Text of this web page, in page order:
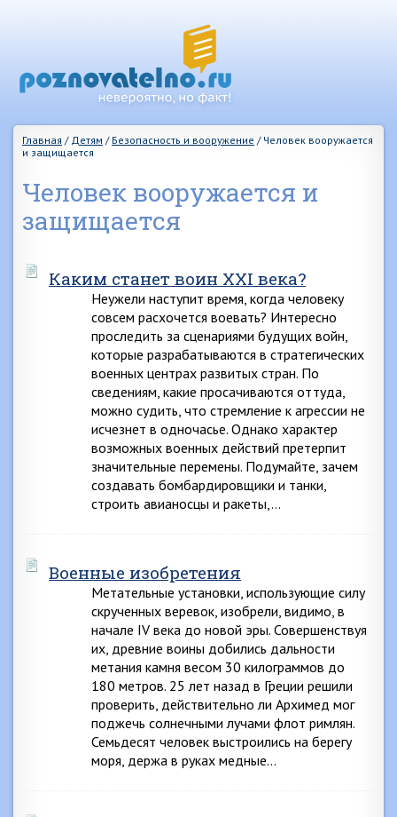
Главная / Детям / Безопасность и вооружение / Человек вооружается
и защищается
Человек вооружается и
защищается
Каким станет воин XXI века?
Неужели наступит время, когда человеку
совсем расхочется воевать? Интересно
проследить за сценариями будущих войн,
которые разрабатываются в стратегических
военных центрах развитых стран. По
сведениям, какие просачиваются оттуда,
можно судить, что стремление к агрессии не
исчезнет в одночасье. Однако характер
возможных военных действий претерпит
значительные перемены. Подумайте, зачем
создавать бомбардировщики и танки,
строить авианосцы и ракеты,…
Военные изобретения
Метательные установки, использующие силу
скрученных веревок, изобрели, видимо, в
начале IV века до новой эры. Совершенствуя
их, древние воины добились дальности
метания камня весом 30 килограммов до
180 метров. 25 лет назад в Греции решили
проверить, действительно ли Архимед мог
поджечь солнечными лучами флот римлян.
Семьдесят человек выстроились на берегу
моря, держа в руках медные…